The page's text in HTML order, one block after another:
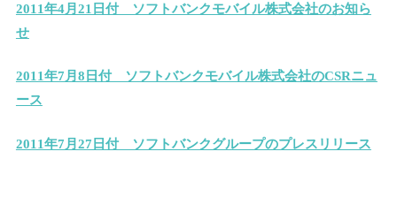
2011年4月21日付 ソフトバンクモバイル株式会社のお知ら
せ
2011年7月8日付 ソフトバンクモバイル株式会社のCSRニュ
ース
2011年7月27日付 ソフトバンクグループのプレスリリース